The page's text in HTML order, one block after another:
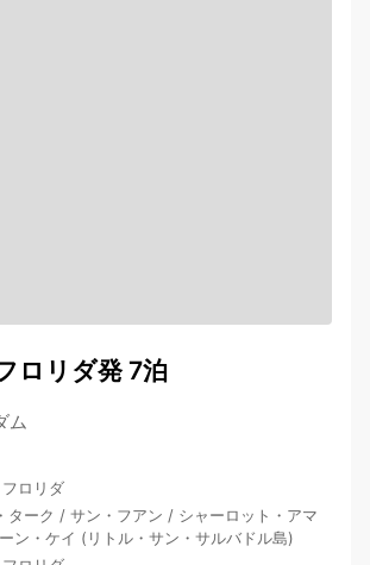
ロリダ発 7泊
ム
ロリダ
ターク / サン・フアン / シャーロット・アマ
ン・ケイ (リトル・サン・サルバドル島)